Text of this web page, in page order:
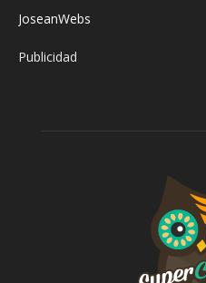
JoseanWebs
Publicidad